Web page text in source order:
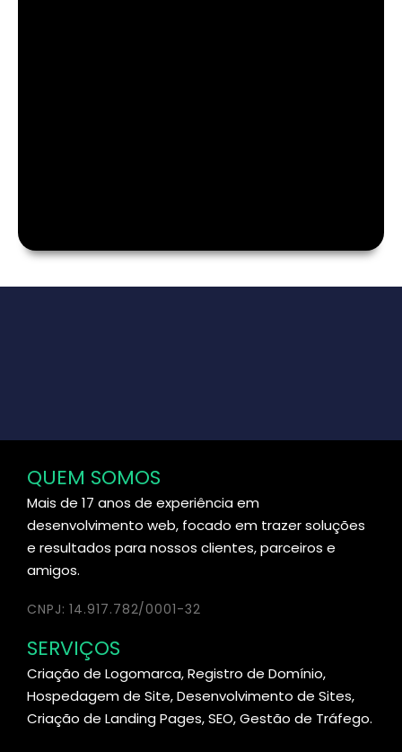
QUEM SOMOS
Mais de 17 anos de experiência em
desenvolvimento web, focado em trazer soluções
e resultados para nossos clientes, parceiros e
amigos.
CNPJ: 14.917.782/0001-32
SERVIÇOS
Criação de Logomarca, Registro de Domínio,
Hospedagem de Site, Desenvolvimento de Sites,
Criação de Landing Pages, SEO, Gestão de Tráfego.